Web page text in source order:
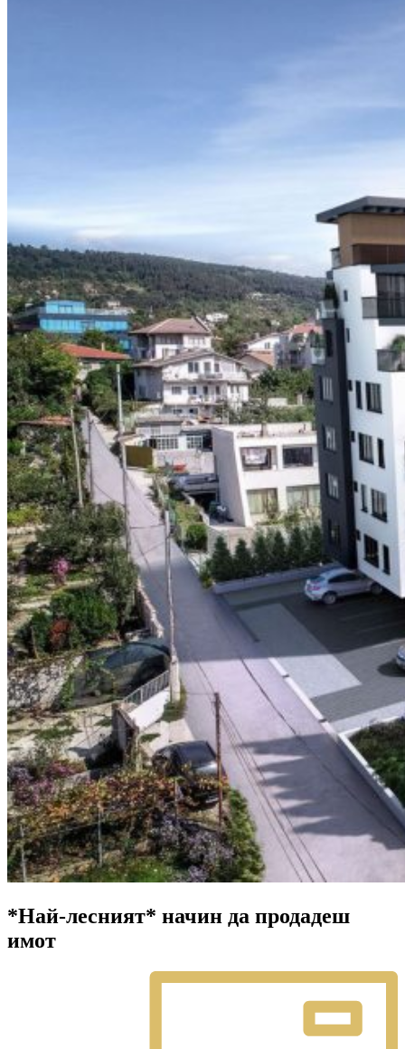
*Най-лесният* начин да продадеш
имот